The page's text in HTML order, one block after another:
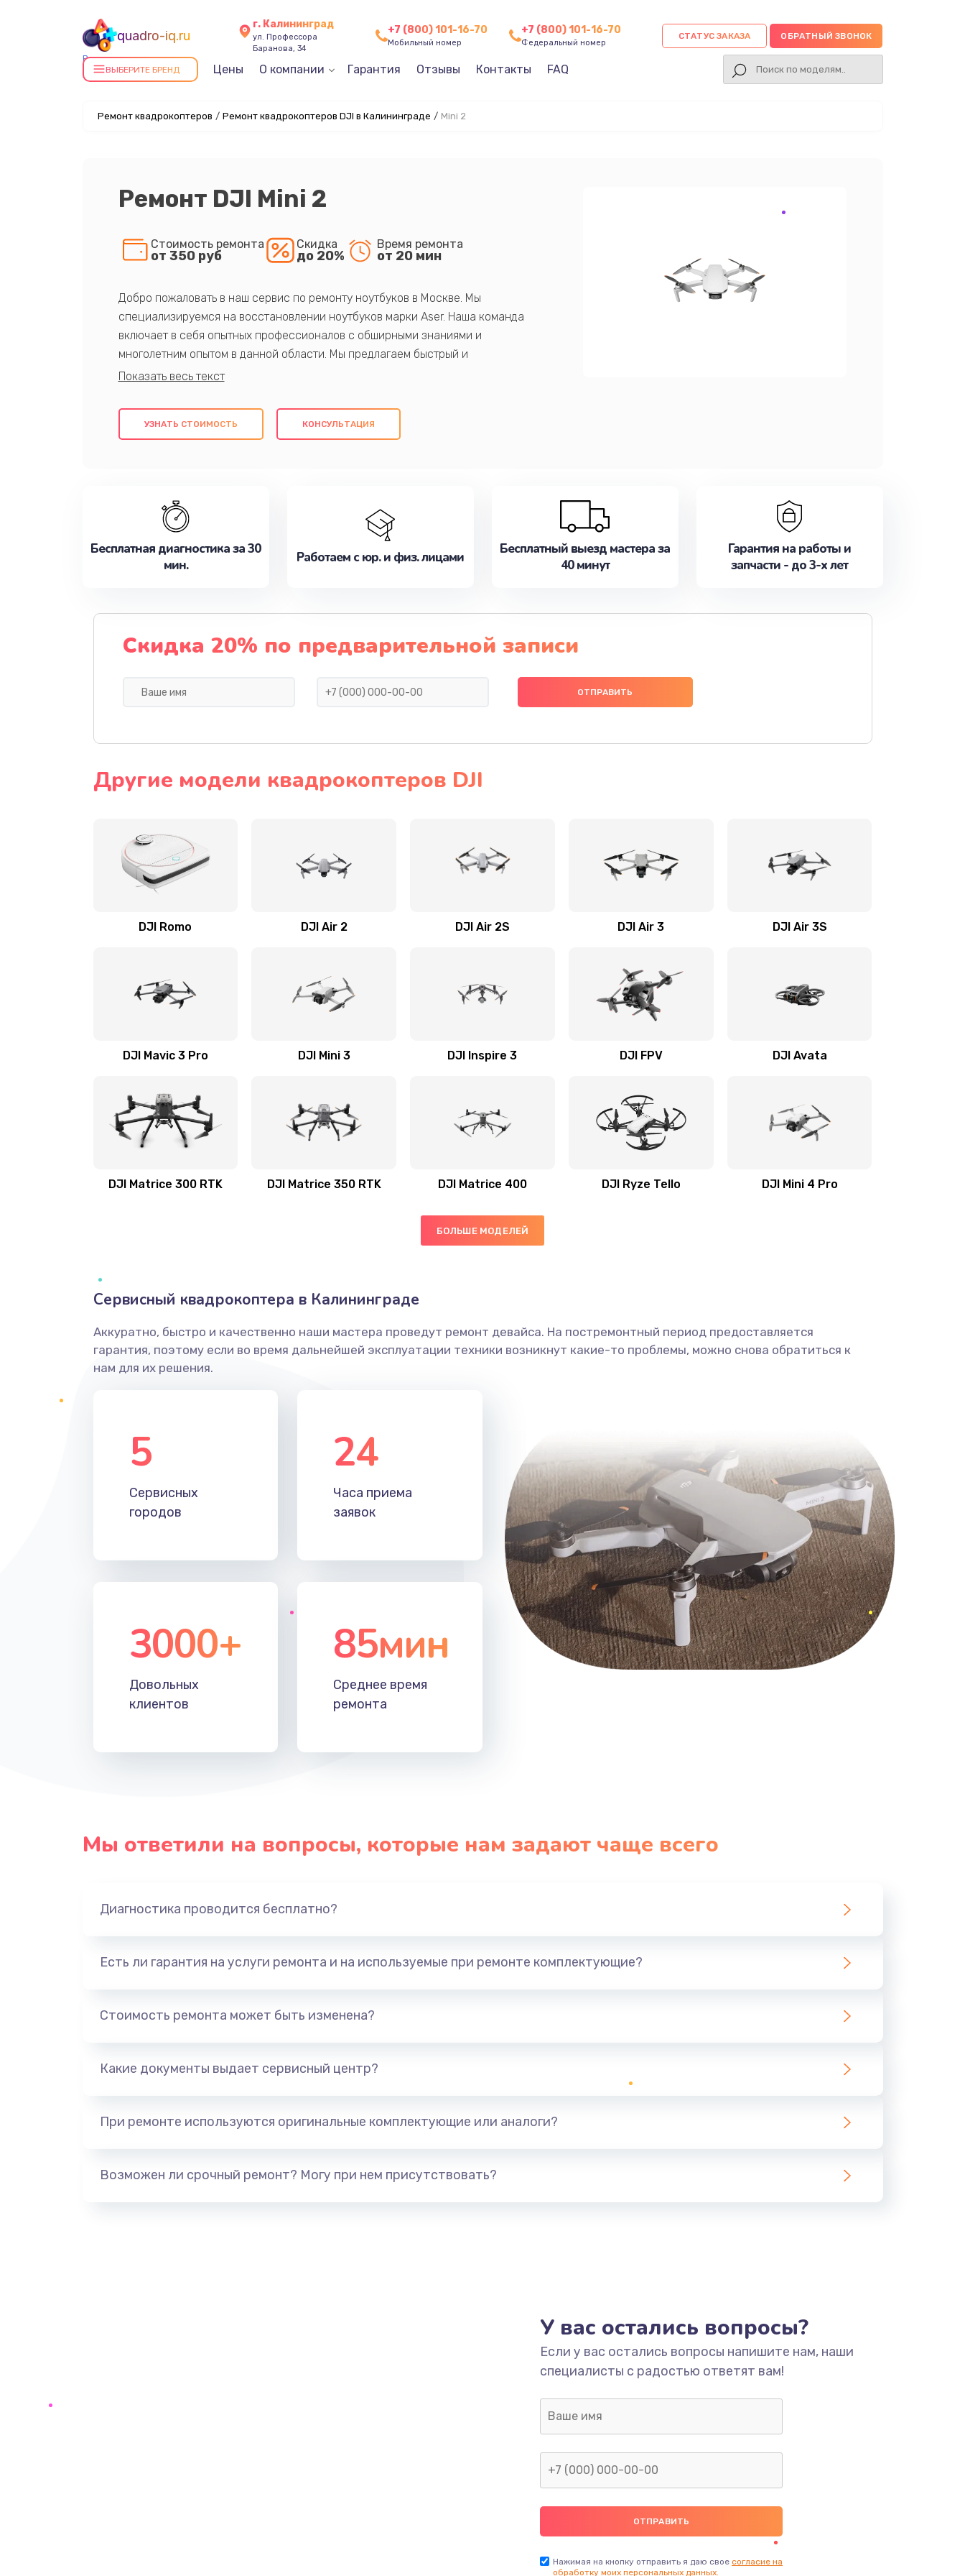
quadro-iq.ru
Ремонт квадрокоптеров в
Калининграде
г. Калининград
ул. Профессора
Баранова, 34
+7 (800) 101-16-70
Мобильный номер
+7 (800) 101-16-70
Федеральный номер
СТАТУС ЗАКАЗА ОБРАТНЫЙ ЗВОНОК
ВЫБЕРИТЕ БРЕНД Цены О компании Гарантия Отзывы Контакты FAQ
Ремонт квадрокоптеров / Ремонт квадрокоптеров DJI в Калининграде / Mini 2
Ремонт DJI Mini 2
Стоимость ремонта
от 350 руб
Скидка
до 20%
Время ремонта
от 20 мин
Добро пожаловать в наш сервис по ремонту ноутбуков в Москве. Мы
специализируемся на восстановлении ноутбуков марки Aser. Наша команда
включает в себя опытных профессионалов с обширными знаниями и
многолетним опытом в данной области. Мы предлагаем быстрый и
качественный ремонт с использованием оригинальных компонентов, а также
клиентам надежное и профессиональное обслуживание, удовлетворяя их
потребности наилучшим образом. Не медлите записаться на ремонт уже
УЗНАТЬ СТОИМОСТЬ КОНСУЛЬТАЦИЯ
Бесплатная диагностика за 30
мин.
Работаем с юр. и физ. лицами
Бесплатный выезд мастера за
40 минут
Гарантия на работы и
запчасти - до 3-х лет
Скидка 20% по предварительной записи
Другие модели квадрокоптеров DJI
DJI Romo DJI Air 2 DJI Air 2S DJI Air 3 DJI Air 3S
DJI Mavic 3 Pro DJI Mini 3 DJI Inspire 3 DJI FPV DJI Avata
DJI Matrice 300 RTK DJI Matrice 350 RTK DJI Matrice 400 DJI Ryze Tello DJI Mini 4 Pro
БОЛЬШЕ МОДЕЛЕЙ
Сервисный квадрокоптера в Калининграде
Аккуратно, быстро и качественно наши мастера проведут ремонт девайса. На постремонтный период предоставляется
гарантия, поэтому если во время дальнейшей эксплуатации техники возникнут какие-то проблемы, можно снова обратиться к
нам для их решения.
5
Сервисных
городов
24
Часа приема
заявок
3000+
Довольных
клиентов
85мин
Среднее время
ремонта
Мы ответили на вопросы, которые нам задают чаще всего
Диагностика проводится бесплатно?
Есть ли гарантия на услуги ремонта и на используемые при ремонте комплектующие?
Стоимость ремонта может быть изменена?
Какие документы выдает сервисный центр?
При ремонте используются оригинальные комплектующие или аналоги?
Возможен ли срочный ремонт? Могу при нем присутствовать?
У вас остались вопросы?
Если у вас остались вопросы напишите нам, наши
специалисты с радостью ответят вам!
Нажимая на кнопку отправить я даю свое согласие на
обработку моих персональных данных.